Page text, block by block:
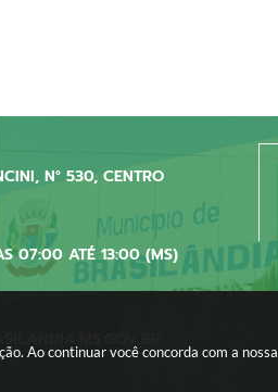
Ao continuar você concorda com a nossa
N° 530, CENTRO
07:00 ATÉ 13:00 (MS)